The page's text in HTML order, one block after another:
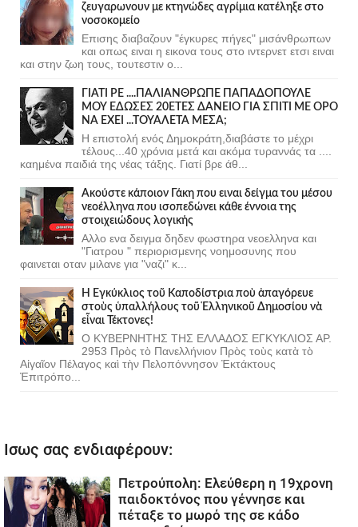
ζευγαρωνουν με κτηνώδες αγρίμια κατέληξε στο
νοσοκομείο
Επισης διαβαζουν "έγκυρες πήγες" μισάνθρωπων
και οπως ειναι η εικονα τους στο ιντερνετ ετσι ειναι
και στην ζωη τους, τουτεστιν ο...
ΓΙΑΤΙ ΡΕ ....ΠΑΛΙΑΝΘΡΩΠΕ ΠΑΠΑΔΟΠΟΥΛΕ
ΜΟΥ ΕΔΩΣΕΣ 20ΕΤΕΣ ΔΑΝΕΙΟ ΓΙΑ ΣΠΙΤΙ ΜΕ ΟΡΟ
ΝΑ ΕΧΕΙ ...ΤΟΥΑΛΕΤΑ ΜΕΣΑ;
Η επιστολή ενός Δημοκράτη,διαβάστε το μέχρι
τέλους...40 χρόνια μετά και ακόμα τυραννάς τα ....
καημένα παιδιά της νέας τάξης. Γιατί βρε άθ...
Ακούστε κάποιον Γάκη που ειναι δείγμα του μέσου
νεοέλληνα που ισοπεδώνει κάθε έννοια της
στοιχειώδους λογικής
Αλλο ενα δειγμα δηδεν φωστηρα νεοελληνα και
"Γιατρου " περιορισμενης νοημοσυνης που
φαινεται οταν μιλανε για "ναζι" κ...
Ἡ Ἐγκύκλιος τοῦ Καποδίστρια ποὺ ἀπαγόρευε
στοὺς ὑπαλλήλους τοῦ Ἑλληνικοῦ Δημοσίου νὰ
εἶναι Τέκτονες!
Ο ΚΥΒΕΡΝΗΤΗΣ ΤΗΣ ΕΛΛΑΔΟΣ ΕΓΚΥΚΛΙΟΣ ΑΡ.
2953 Πρὸς τὸ Πανελλήνιον Πρὸς τοὺς κατὰ τὸ
Αἰγαῖον Πέλαγος καὶ τὴν Πελοπόννησον Ἐκτάκτους
Ἐπιτρόπο...